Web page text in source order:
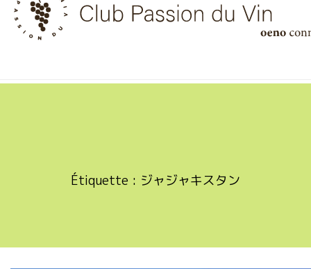
Skip
content
Étiquette : ジャジャキスタン